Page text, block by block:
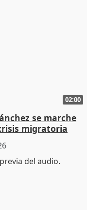
02:00
se marche
migratoria